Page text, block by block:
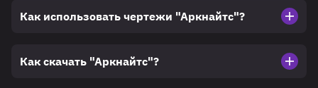
Как использовать чертежи "Аркнайтс"?
Как скачать "Аркнайтс"?